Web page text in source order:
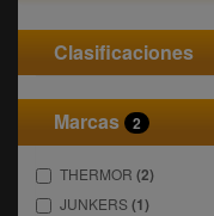
Clasificaciones
Marcas 2
THERMOR (2)
JUNKERS(1)